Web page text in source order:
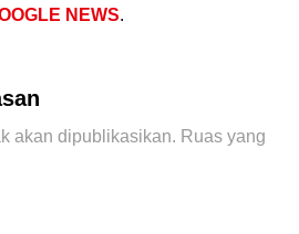
NEWS.
akan dipublikasikan. Ruas yang